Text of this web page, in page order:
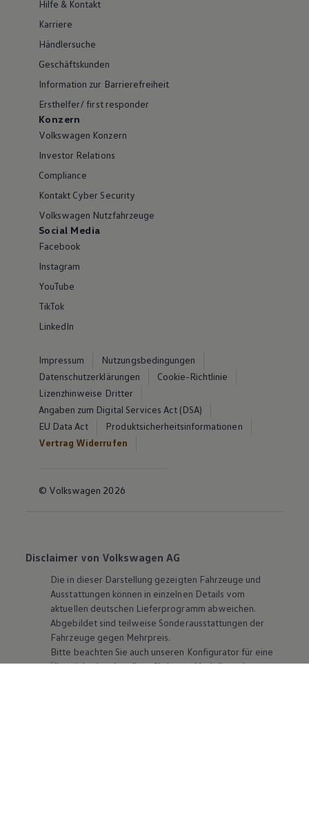
Hilfe & Kontakt
Karriere
Händlersuche
Geschäftskunden
Information zur Barrierefreiheit
Ersthelfer/ first responder
Konzern
Volkswagen Konzern
Investor Relations
Compliance
Kontakt Cyber Security
Volkswagen Nutzfahrzeuge
Social Media
Facebook
Instagram
YouTube
TikTok
LinkedIn
Impressum
Nutzungsbedingungen
Datenschutzerklärungen
Cookie-Richtlinie
Lizenzhinweise Dritter
Angaben zum Digital Services Act (DSA)
EU Data Act
Produktsicherheitsinformationen
Vertrag Widerrufen
© Volkswagen 2026
Disclaimer von Volkswagen AG
Die in dieser Darstellung gezeigten Fahrzeuge und
Ausstattungen können in einzelnen Details vom
aktuellen deutschen Lieferprogramm abweichen.
Abgebildet sind teilweise Sonderausstattungen der
Fahrzeuge gegen Mehrpreis.
Bitte beachten Sie auch unseren Konfigurator für eine
Übersicht der aktuell verfügbaren Modelle und